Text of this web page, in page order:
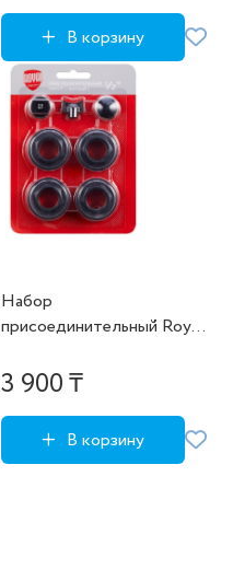
В корзину
Набор
присоединительный Royal
3 900 ₸
В корзину